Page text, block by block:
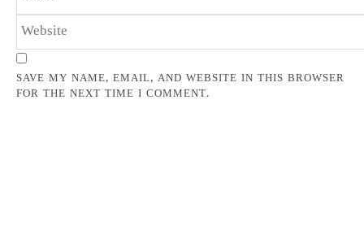
SAVE MY NAME, EMAIL, AND WEBSITE IN THIS BROWSER
FOR THE NEXT TIME I COMMENT.